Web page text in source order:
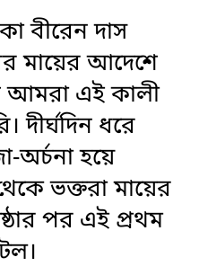
বীরেন দাস
মায়ের আদেশে
আমরা এই কালী
দীর্ঘদিন ধরে
অর্চনা হয়ে
ভক্তরা মায়ের
পর এই প্রথম